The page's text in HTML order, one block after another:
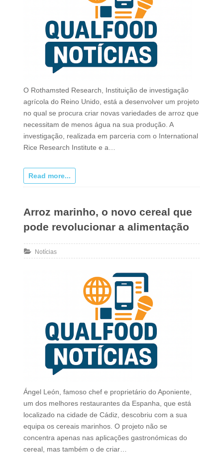
O Rothamsted Research, Instituição de investigação
agrícola do Reino Unido, está a desenvolver um projeto
no qual se procura criar novas variedades de arroz que
necessitam de menos água na sua produção. A
investigação, realizada em parceria com o International
Rice Research Institute e a…
Read more...
Arroz marinho, o novo cereal que
pode revolucionar a alimentação
Notícias
Ángel León, famoso chef e proprietário do Aponiente,
um dos melhores restaurantes da Espanha, que está
localizado na cidade de Cádiz, descobriu com a sua
equipa os cereais marinhos. O projeto não se
concentra apenas nas aplicações gastronómicas do
cereal, mas também o de criar…